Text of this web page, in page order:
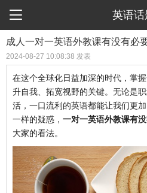
 英语话
成人一对一英语外教课有没有必
2024-08-27 10:08:38 发表
在这个全球化日益加深的时代，掌
升自我、拓宽视野的关键。无论是
活，一口流利的英语都能让我们更
一样的疑惑， 一对一英语外教课有
大家的看法。